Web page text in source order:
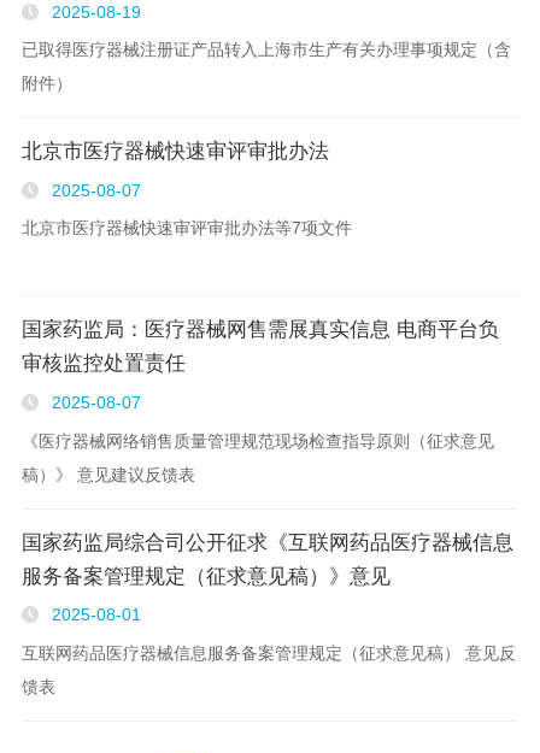
2025-08-19
已取得医疗器械注册证产品转入上海市生产有关办理事项规定（含
附件）
北京市医疗器械快速审评审批办法
2025-08-07
北京市医疗器械快速审评审批办法等7项文件
国家药监局：医疗器械网售需展真实信息 电商平台负
审核监控处置责任
2025-08-07
《医疗器械网络销售质量管理规范现场检查指导原则（征求意见
稿）》 意见建议反馈表
国家药监局综合司公开征求《互联网药品医疗器械信息
服务备案管理规定（征求意见稿）》意见
2025-08-01
互联网药品医疗器械信息服务备案管理规定（征求意见稿） 意见反
馈表